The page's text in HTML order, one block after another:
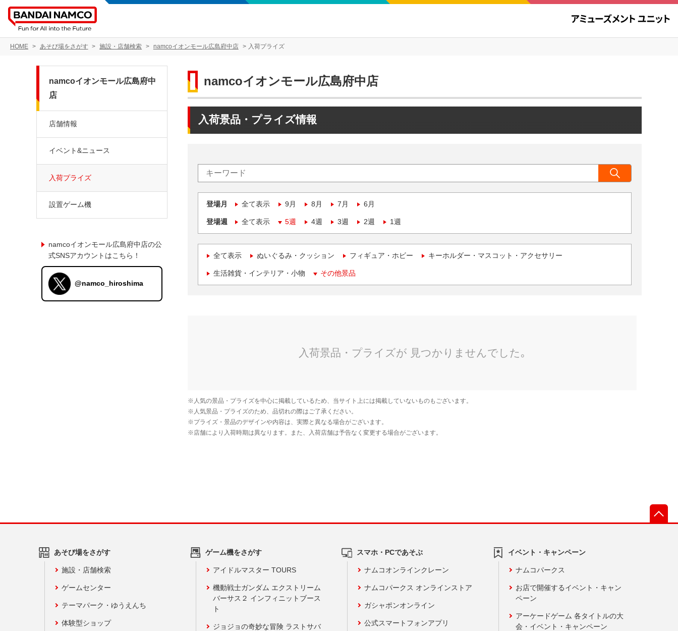
HOME あそび場をさがす 施設・店舗検索 namcoイオンモール広島府中店 入荷プライズ
namcoイオンモール広島府中店
入荷景品・プライズ情報
登場月 全て表示 9月 8月 7月 6月
登場週 全て表示 5週 4週 3週 2週 1週
全て表示 ぬいぐるみ・クッション フィギュア・ホビー キーホルダー・マスコット・アクセサリー
生活雑貨・インテリア・小物 その他景品
namcoイオンモール広島府中
店
店舗情報
イベント&ニュース
入荷プライズ
設置ゲーム機
namcoイオンモール広島府中店の公
式SNSアカウントはこちら！
@namco_hiroshima
あそび場をさがす
施設・店舗検索
ゲームセンター
テーマパーク・ゆうえんち
体験型ショップ
ゲーム機をさがす
アイドルマスター TOURS
機動戦士ガンダム エクストリーム
バーサス２ インフィニットブース
ト
ジョジョの奇妙な冒険 ラストサバ
スマホ・PCであそぶ
ナムコオンラインクレーン
ナムコパークス オンラインストア
ガシャポンオンライン
公式スマートフォンアプリ
イベント・キャンペーン
ナムコパークス
お店で開催するイベント・キャン
ペーン
アーケードゲーム 各タイトルの大
会・イベント・キャンペーン